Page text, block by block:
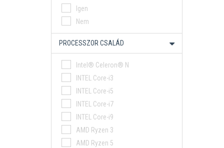
Igen
Nem
PROCESSZOR CSALÁD
Intel® Celeron® N
INTEL Core-i3
INTEL Core-i5
INTEL Core-i7
INTEL Core-i9
AMD Ryzen 3
AMD Ryzen 5